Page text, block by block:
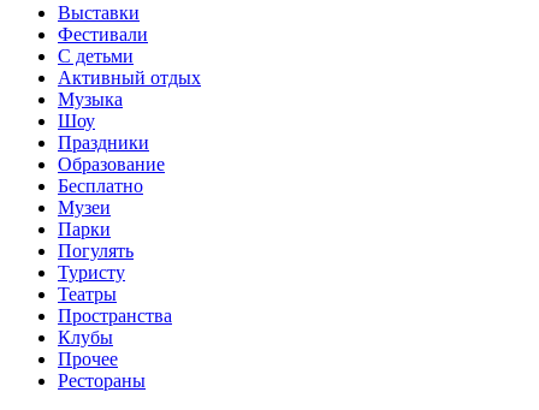
Выставки
Фестивали
С детьми
Активный отдых
Музыка
Шоу
Праздники
Образование
Бесплатно
Музеи
Парки
Погулять
Туристу
Театры
Пространства
Клубы
Прочее
Рестораны